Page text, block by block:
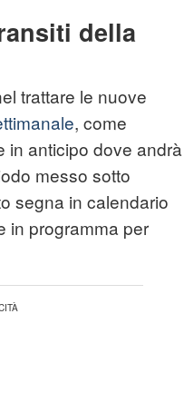
della
trattare le nuove
, come
in anticipo dove andrà
messo sotto
segna in calendario
in programma per